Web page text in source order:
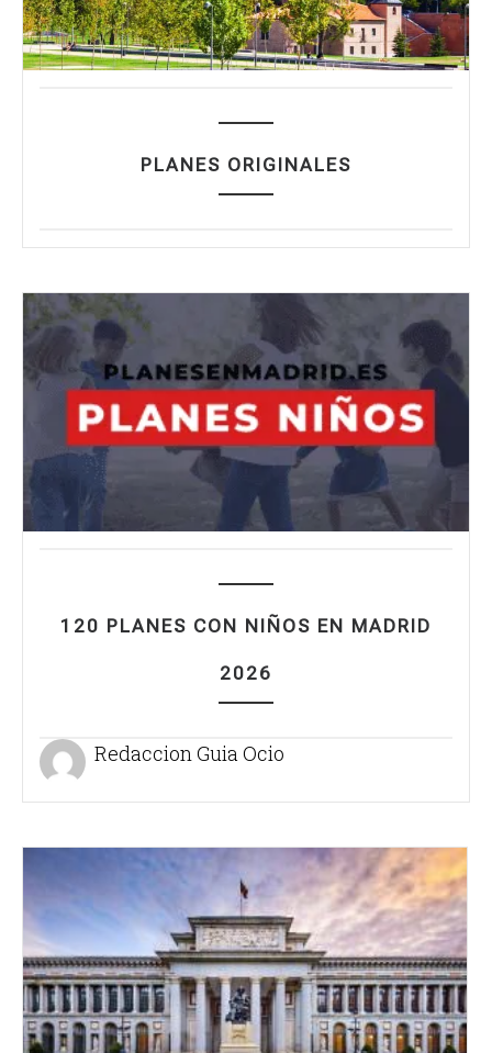
PLANES ORIGINALES
120 PLANES CON NIÑOS EN MADRID
2026
Redaccion Guia Ocio